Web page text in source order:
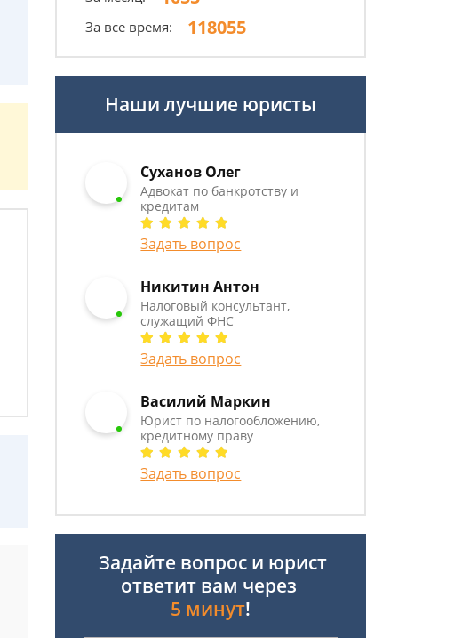
За все время: 118055
Наши лучшие юристы
Суханов Олег
Адвокат по банкротству и
кредитам
Задать вопрос
Никитин Антон
Налоговый консультант,
служащий ФНС
Задать вопрос
Василий Маркин
Юрист по налогообложению,
кредитному праву
Задать вопрос
Задайте вопрос и юрист
ответит вам через
5 минут!